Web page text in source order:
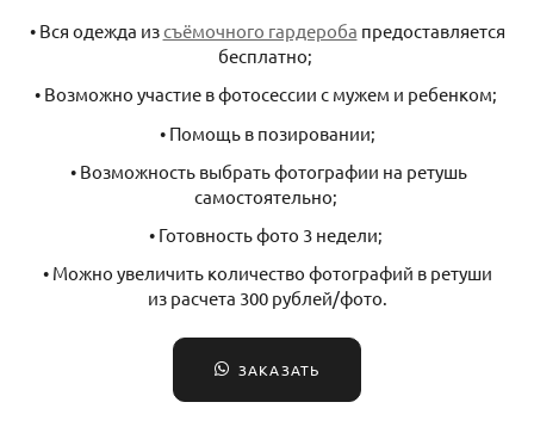
• Вся одежда изсъёмочного гардероба предоставляется
бесплатно;
• Возможно участие в фотосессии с мужем и ребенком;
• Помощь в позировании;
• Возможность выбрать фотографии на ретушь
самостоятельно;
• Готовность фото 3 недели;
• Можно увеличить количество фотографий в ретуши
из расчета 300 рублей/фото.
ЗАКАЗАТЬ